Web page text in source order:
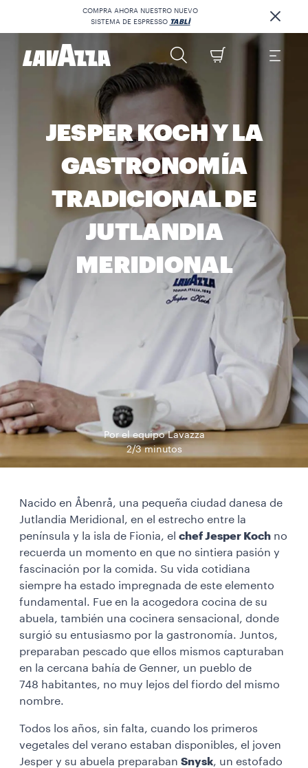
COMPRA AHORA NUESTRO NUEVO
SISTEMA DE ESPRESSO TABLÌ
JESPER KOCH Y LA
GASTRONOMÍA
TRADICIONAL DE
JUTLANDIA
MERIDIONAL
Por el equipo Lavazza
2/3 minutos
Nacido en Åbenrå, una pequeña ciudad danesa de
Jutlandia Meridional, en el estrecho entre la
península y la isla de Fionia, el chef Jesper Koch no
recuerda un momento en que no sintiera pasión y
fascinación por la comida. Su vida cotidiana
siempre ha estado impregnada de este elemento
fundamental. Fue en la acogedora cocina de su
abuela, también una cocinera sensacional, donde
surgió su entusiasmo por la gastronomía. Juntos,
preparaban pescado que ellos mismos capturaban
en la cercana bahía de Genner, un pueblo de
748 habitantes, no muy lejos del fiordo del mismo
nombre.
Todos los años, sin falta, cuando los primeros
vegetales del verano estaban disponibles, el joven
Jesper y su abuela preparaban Snysk, un estofado